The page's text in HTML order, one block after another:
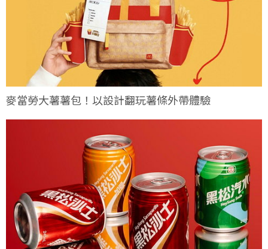
麥當勞大薯薯包！以設計翻玩薯條外帶體驗